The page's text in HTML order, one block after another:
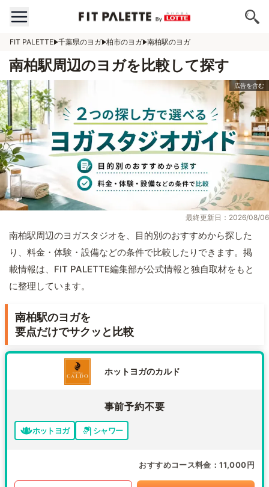
FIT PALETTE 千葉県のヨガ 柏市のヨガ 南柏駅のヨガ
南柏駅周辺のヨガを比較して探す
最終更新日：2026/08/06
南柏駅周辺のヨガスタジオを、目的別のおすすめから探した
り、料金・体験・設備などの条件で比較したりできます。掲
載情報は、FIT PALETTE編集部が公式情報と独自取材をもと
に整理しています。
南柏駅のヨガを
要点だけでサクッと比較
ホットヨガのカルド
事前予約不要
ホットヨガ シャワー
おすすめコース料金 11,000円